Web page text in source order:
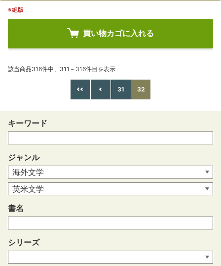
※絶版
買い物カゴに入れる
該当商品316件中、311～316件目を表示
31 32
キーワード
ジャンル
書名
シリーズ